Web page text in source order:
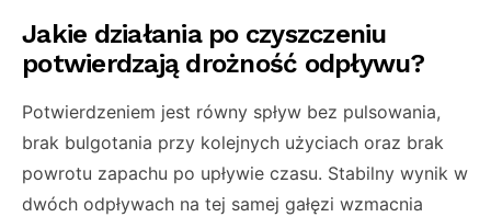
Jakie działania po czyszczeniu
potwierdzają drożność odpływu?
Potwierdzeniem jest równy spływ bez pulsowania,
brak bulgotania przy kolejnych użyciach oraz brak
powrotu zapachu po upływie czasu. Stabilny wynik w
dwóch odpływach na tej samej gałęzi wzmacnia